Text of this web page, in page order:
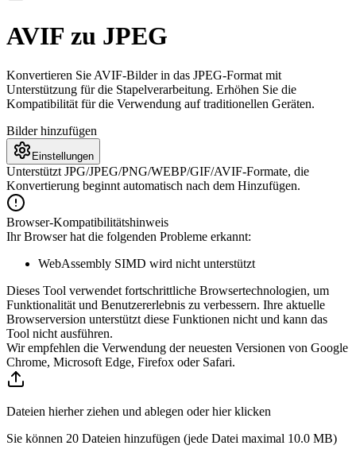
Schnellsuche für Tools
AVIF zu JPEG
Konvertieren Sie AVIF-Bilder in das JPEG-Format mit
Unterstützung für die Stapelverarbeitung. Erhöhen Sie die
Kompatibilität für die Verwendung auf traditionellen Geräten.
Bilder hinzufügen
Einstellungen
Unterstützt JPG/JPEG/PNG/WEBP/GIF/AVIF-Formate, die
Konvertierung beginnt automatisch nach dem Hinzufügen.
Browser-Kompatibilitätshinweis
Ihr Browser hat die folgenden Probleme erkannt:
WebAssembly SIMD wird nicht unterstützt
Dieses Tool verwendet fortschrittliche Browsertechnologien, um
Funktionalität und Benutzererlebnis zu verbessern. Ihre aktuelle
Browserversion unterstützt diese Funktionen nicht und kann das
Tool nicht ausführen.
Wir empfehlen die Verwendung der neuesten Versionen von Google
Chrome, Microsoft Edge, Firefox oder Safari.
Dateien hierher ziehen und ablegen oder hier klicken
Sie können 20 Dateien hinzufügen (jede Datei maximal 10.0 MB)